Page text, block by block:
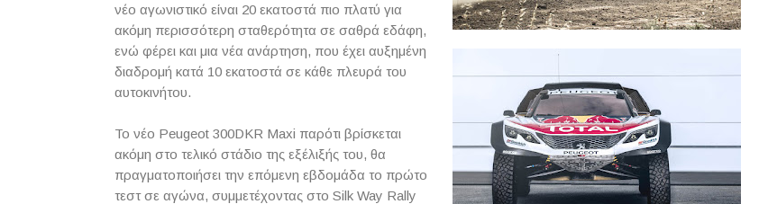
νέο αγωνιστικό είναι 20 εκατοστά πιο πλατύ για
ακόμη περισσότερη σταθερότητα σε σαθρά εδάφη,
ενώ φέρει και μια νέα ανάρτηση, που έχει αυξημένη
διαδρομή κατά 10 εκατοστά σε κάθε πλευρά του
αυτοκινήτου.
Το νέο Peugeot 300DKR Maxi παρότι βρίσκεται
ακόμη στο τελικό στάδιο της εξέλιξής του, θα
πραγματοποιήσει την επόμενη εβδομάδα το πρώτο
τεστ σε αγώνα, συμμετέχοντας στο Silk Way Rally